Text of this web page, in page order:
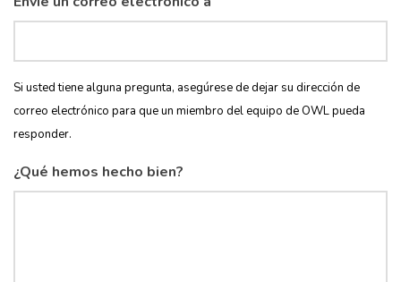
Si usted tiene alguna pregunta, asegúrese de dejar su dirección de
correo electrónico para que un miembro del equipo de OWL pueda
responder.
¿Qué hemos hecho bien?